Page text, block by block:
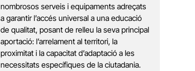
nombrosos serveis i equipaments adreçats
a garantir l’accés universal a una educació
de qualitat, posant de relleu la seva principal
aportació: l’arrelament al territori, la
proximitat i la capacitat d’adaptació a les
necessitats específiques de la ciutadania.